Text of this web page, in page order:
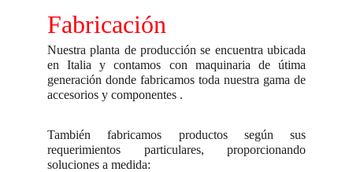
Fabricación
Nuestra planta de producción se encuentra ubicada
en Italia y contamos con maquinaria de útima
generación donde fabricamos toda nuestra gama de
accesorios y componentes .
También fabricamos productos según sus
requerimientos particulares, proporcionando
soluciones a medida: